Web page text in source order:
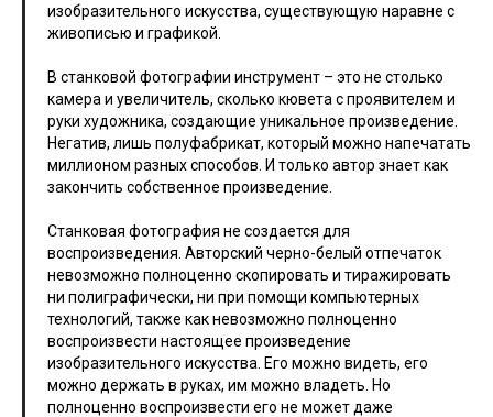
изобразительного искусства, существующую наравне с
живописью и графикой.
В станковой фотографии инструмент – это не столько
камера и увеличитель, сколько кювета с проявителем и
руки художника, создающие уникальное произведение.
Негатив, лишь полуфабрикат, который можно напечатать
миллионом разных способов. И только автор знает как
закончить собственное произведение.
Станковая фотография не создается для
воспроизведения. Авторский черно-белый отпечаток
невозможно полноценно скопировать и тиражировать
ни полиграфически, ни при помощи компьютерных
технологий, также как невозможно полноценно
воспроизвести настоящее произведение
изобразительного искусства. Его можно видеть, его
можно держать в руках, им можно владеть. Но
полноценно воспроизвести его не может даже